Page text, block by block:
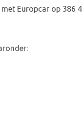
Europcar op 386